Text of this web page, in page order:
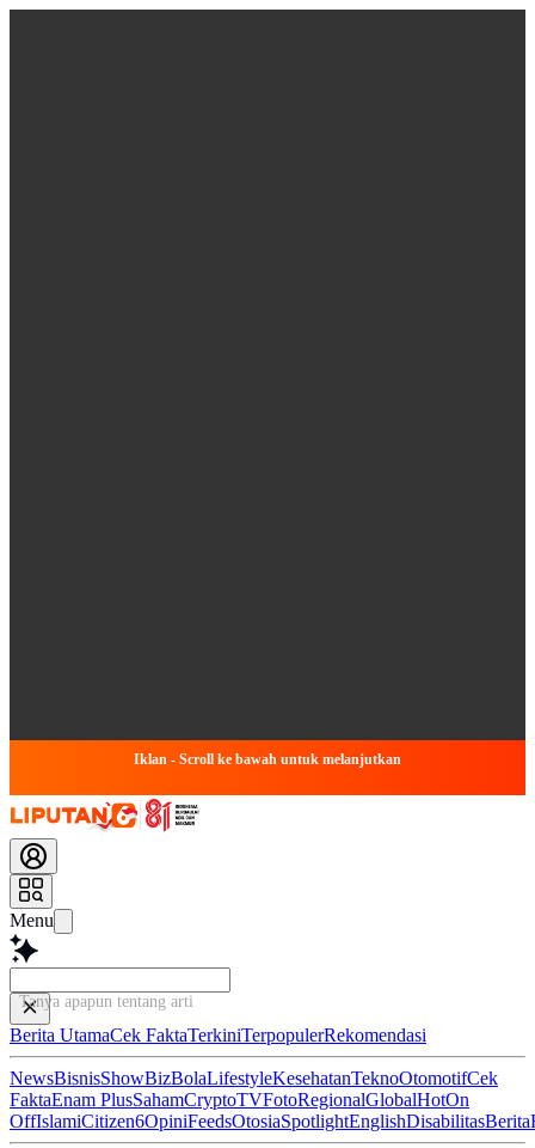
Iklan - Scroll ke bawah untuk melanjutkan
Menu
Tanya apapun tentang artikel i
Berita UtamaCek FaktaTerkiniTerpopulerRekomendasi
NewsBisnisShowBizBolaLifestyleKesehatanTeknoOtomotifCek
FaktaEnam PlusSahamCryptoTVFotoRegionalGlobalHotOn
OffIslamiCitizen6OpiniFeedsOtosiaSpotlightEnglishDisabilitasBerita